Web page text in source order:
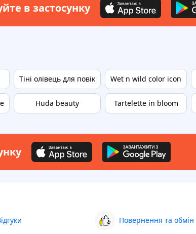
в застосунку
Тіні олівець для повік
Huda beauty
Wet n wild color icon
Tartelette in bloom
Повернення та обмін